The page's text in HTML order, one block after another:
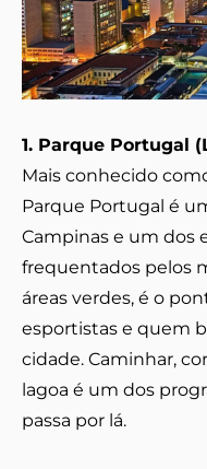
1. Parque Portugal
Mais conhecido
Parque Portugal é
Campinas e um dos
frequentados pelos
áreas verdes, é o
esportistas e quem
cidade. Caminhar,
lagoa é um dos
passa por lá.